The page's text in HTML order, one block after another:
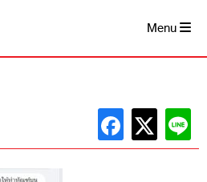
Menu